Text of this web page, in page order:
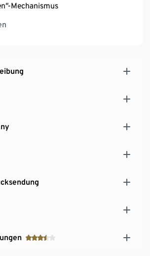
Mechanismus
aus Einscheiben-Sicherheitsglas für
und Schlagfestigkeit
Stauraum – hinter der
höhenverstellbare Einlegeböden
höhenverstellbarer
Massivholz